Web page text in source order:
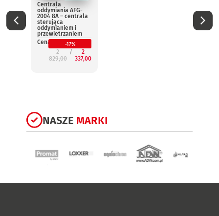
Centrala
oddymiania AFG-
2004 8A – centrala
sterująca
oddymianiem i
przewietrzaniem
Cena:
-17%
2
829,00
2
337,00
NASZE MARKI